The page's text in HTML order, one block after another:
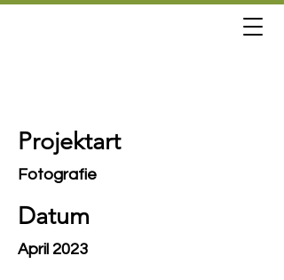
Projektart
Fotografie
Datum
April 2023